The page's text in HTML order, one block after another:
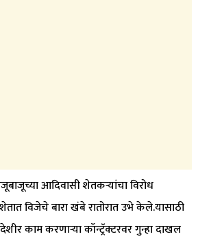
आदिवासी शेतकऱ्यांचा विरोध
विजेचे बारा खंबे रातोरात उभे केले.यासाठी
काम करणाऱ्या कॉन्ट्रॅक्टरवर गुन्हा दाखल